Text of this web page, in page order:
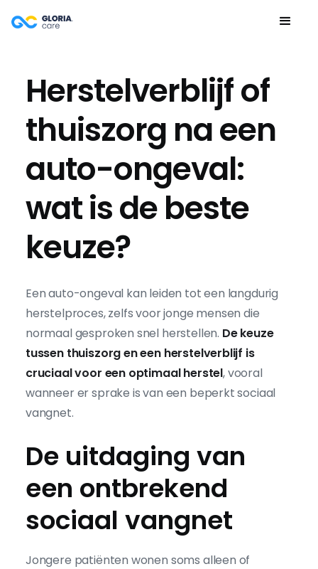
Herstelverblijf of
thuiszorg na een
auto-ongeval:
wat is de beste
keuze?
Een auto-ongeval kan leiden tot een langdurig
herstelproces, zelfs voor jonge mensen die
normaal gesproken snel herstellen. De keuze
tussen thuiszorg en een herstelverblijf is
cruciaal voor een optimaal herstel, vooral
wanneer er sprake is van een beperkt sociaal
vangnet.
De uitdaging van
een ontbrekend
sociaal vangnet
Jongere patiënten wonen soms alleen of